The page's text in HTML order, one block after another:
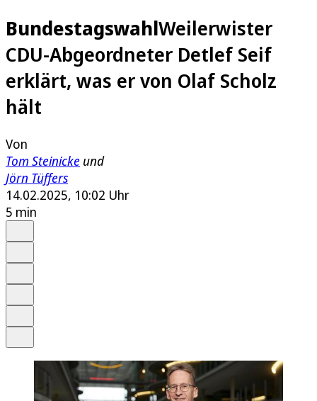
BundestagswahlWeilerwister
CDU-Abgeordneter Detlef Seif
erklärt, was er von Olaf Scholz
hält
Von
Tom Steinicke und
Jörn Tüffers
14.02.2025, 10:02 Uhr
5 min